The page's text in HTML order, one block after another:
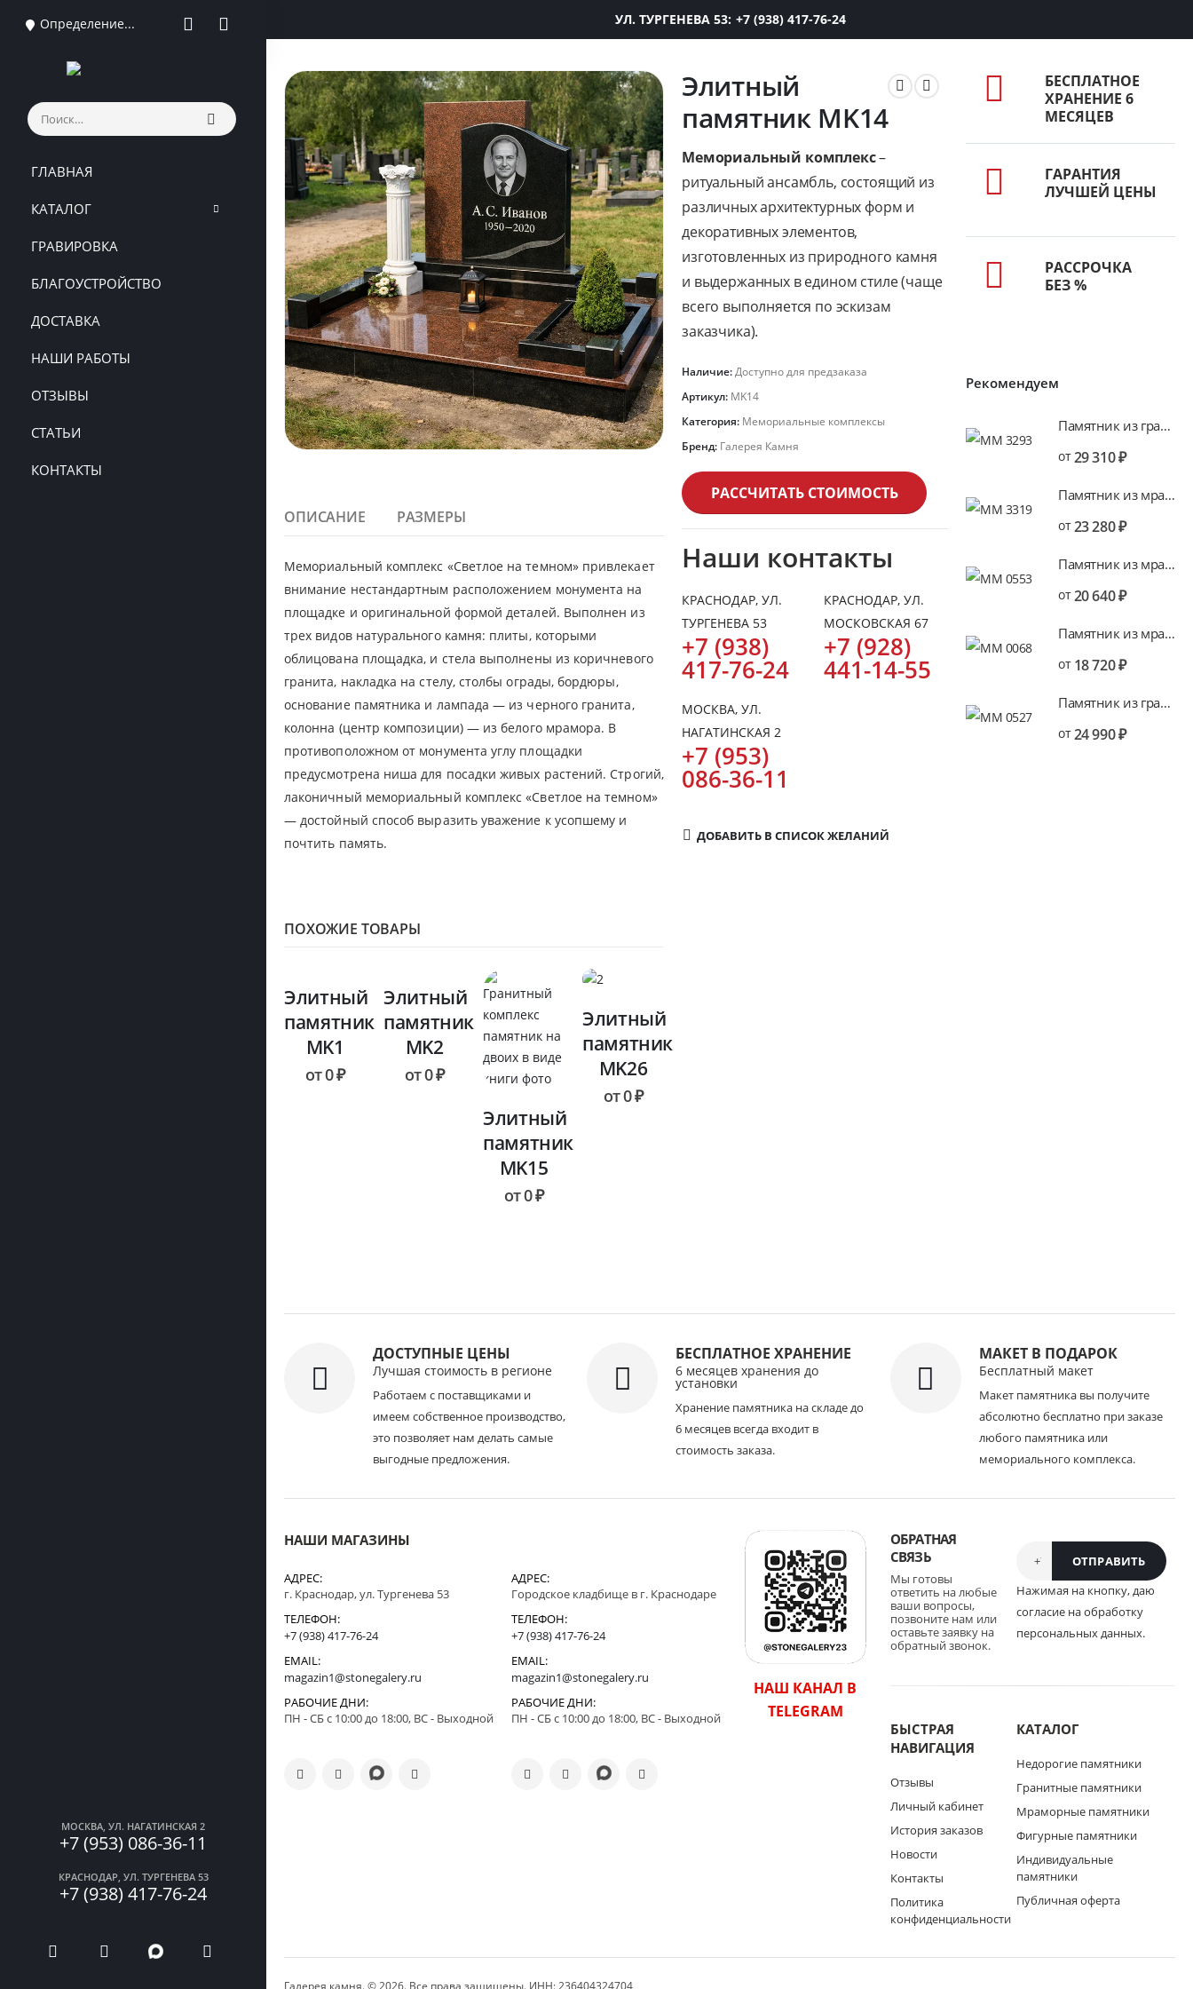
УЛ. ТУРГЕНЕВА 53: +7 (938) 417-76-24
Определение...
ГЛАВНАЯ
КАТАЛОГ
ГРАВИРОВКА
БЛАГОУСТРОЙСТВО
ДОСТАВКА
НАШИ РАБОТЫ
ОТЗЫВЫ
СТАТЬИ
КОНТАКТЫ
МОСКВА, УЛ. НАГАТИНСКАЯ 2
+7 (953) 086-36-11
КРАСНОДАР, УЛ. ТУРГЕНЕВА 53
+7 (938) 417-76-24
Элитный
памятник MK14
Мемориальный комплекс–
ритуальный ансамбль, состоящий из
различных архитектурных форм и
декоративных элементов,
изготовленных из природного камня
и выдержанных в едином стиле (чаще
всего выполняется по эскизам
заказчика).
Наличие:Доступно для предзаказа
Артикул: MK14
Категория: Мемориальные комплексы
Бренд: Галерея Камня
РАССЧИТАТЬ СТОИМОСТЬ
Наши контакты
КРАСНОДАР, УЛ.
ТУРГЕНЕВА 53
+7 (938)
417-76-24
КРАСНОДАР, УЛ.
МОСКОВСКАЯ 67
+7 (928)
441-14-55
МОСКВА, УЛ.
НАГАТИНСКАЯ 2
+7 (953)
086-36-11
ДОБАВИТЬ В СПИСОК ЖЕЛАНИЙ
ОПИСАНИЕ РАЗМЕРЫ
Мемориальный комплекс «Светлое на темном» привлекает
внимание нестандартным расположением монумента на
площадке и оригинальной формой деталей. Выполнен из
трех видов натурального камня: плиты, которыми
облицована площадка, и стела выполнены из коричневого
гранита, накладка на стелу, столбы ограды, бордюры,
основание памятника и лампада — из черного гранита,
колонна (центр композиции) — из белого мрамора. В
противоположном от монумента углу площадки
предусмотрена ниша для посадки живых растений. Строгий,
лаконичный мемориальный комплекс «Светлое на темном»
— достойный способ выразить уважение к усопшему и
почтить память.
ПОХОЖИЕ ТОВАРЫ
Элитный
памятник
MK1
от0₽
Элитный
памятник
MK2
от0₽
Элитный
памятник
MK15
от0₽
Элитный
памятник
MK26
от0₽
БЕСПЛАТНОЕ
ХРАНЕНИЕ 6
МЕСЯЦЕВ
ГАРАНТИЯ
ЛУЧШЕЙ ЦЕНЫ
РАССРОЧКА
БЕЗ %
Рекомендуем
Памятник из гранита KGV16
от29 310₽
Памятник из мрамора MV16
от23 280₽
Памятник из мрамора MV7
от20 640₽
Памятник из мрамора MV1
от 18 720₽
Памятник из гранита KGV7
от24 990₽
ДОСТУПНЫЕ ЦЕНЫ
Лучшая стоимость в регионе
Работаем с поставщиками и
имеем собственное производство,
это позволяет нам делать самые
выгодные предложения.
БЕСПЛАТНОЕ ХРАНЕНИЕ
6 месяцев хранения до
установки
Хранение памятника на складе до
6 месяцев всегда входит в
стоимость заказа.
МАКЕТ В ПОДАРОК
Бесплатный макет
Макет памятника вы получите
абсолютно бесплатно при заказе
любого памятника или
мемориального комплекса.
НАШИ МАГАЗИНЫ
АДРЕС:
г. Краснодар, ул. Тургенева 53
ТЕЛЕФОН:
+7 (938) 417-76-24
EMAIL:
magazin1@stonegalery.ru
РАБОЧИЕ ДНИ:
ПН - СБ с 10:00 до 18:00, ВС - Выходной
АДРЕС:
Городское кладбище в г. Краснодаре
ТЕЛЕФОН:
+7 (938) 417-76-24
EMAIL:
magazin1@stonegalery.ru
РАБОЧИЕ ДНИ:
ПН - СБ с 10:00 до 18:00, ВС - Выходной
НАШ КАНАЛ В
TELEGRAM
ОБРАТНАЯ
СВЯЗЬ
Мы готовы
ответить на любые
ваши вопросы,
позвоните нам или
оставьте заявку на
обратный звонок.
Нажимая на кнопку, даю
согласие на обработку
персональных данных.
БЫСТРАЯ
НАВИГАЦИЯ
Отзывы
Личный кабинет
История заказов
Новости
Контакты
Политика
конфиденциальности
КАТАЛОГ
Недорогие памятники
Гранитные памятники
Мраморные памятники
Фигурные памятники
Индивидуальные
памятники
Публичная оферта
Галерея камня. © 2026. Все права защищены. ИНН: 236404324704